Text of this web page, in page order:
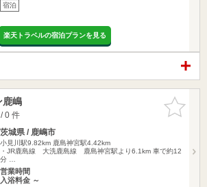
宿泊
楽天トラベルの宿泊プランを見る
お気に入
りに追加
鹿嶋
0 件
茨城県 / 鹿嶋市
小見川駅9.82km 鹿島神宮駅4.42km
・JR鹿島線 大洗鹿島線 鹿島神宮駅より6.1km 車で約12
分 …
営業時間
入浴料金 ～